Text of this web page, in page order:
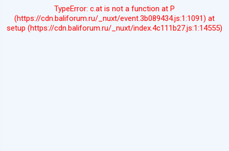
TypeError: c.at is not a function at P
(https://cdn.baliforum.ru/_nuxt/event.3b089434.js:1:1091) at
setup (https://cdn.baliforum.ru/_nuxt/index.4c111b27.js:1:14555)